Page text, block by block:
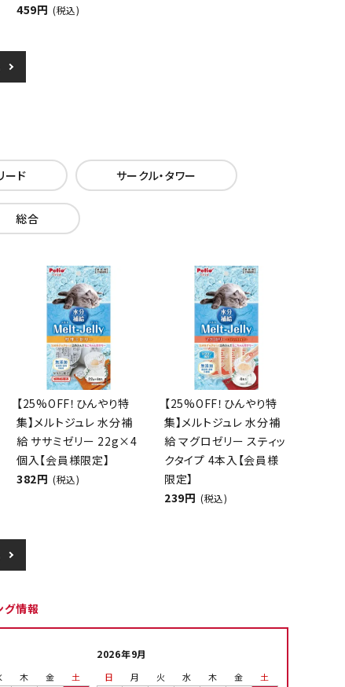
459円 (税込)
ード サークル・タワー
総合
【25%OFF！ひんやり特
集】メルトジュレ 水分補
給 ササミゼリー 22g×4
個入【会員様限定】
382円 (税込)
【25%OFF！ひんやり特
集】メルトジュレ 水分補
給 マグロゼリー スティッ
クタイプ 4本入【会員様
限定】
239円 (税込)
グ情報
木 金 土
2026年9月
日 月 火 水 木 金 土